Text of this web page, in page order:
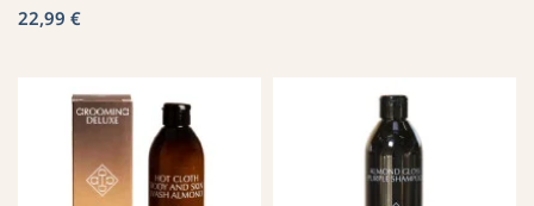
22,99 €